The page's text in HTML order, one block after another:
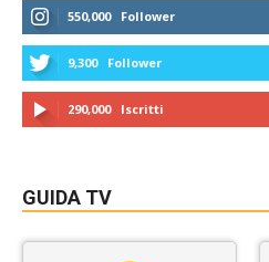
550,000 Follower
9,300 Follower
290,000 Iscritti
GUIDA TV